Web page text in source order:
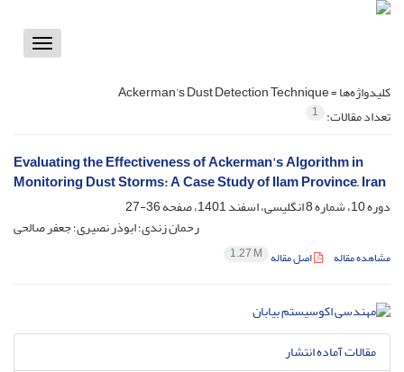
Toggle
کلیدواژه‌ها =Ackerman’s Dust Detection Technique
تعداد مقالات: 1
Evaluating the Effectiveness of Ackerman's Algorithm in
Monitoring Dust Storms: A Case Study of Ilam Province, Iran
دوره 10، شماره 8 انگلیسی، اسفند 1401، صفحه
36-27
رحمان زندی؛ ابوذر نصیری؛ جعفر صالحی
مشاهده مقاله اصل مقاله 1.27 M
مقالات آماده انتشار